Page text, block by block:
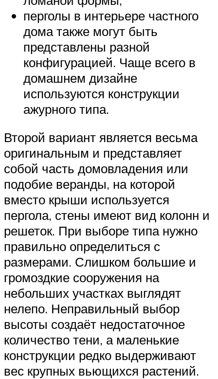
перголы в интерьере частного
дома также могут быть
представлены разной
конфигурацией. Чаще всего в
домашнем дизайне
используются конструкции
ажурного типа.
Второй вариант является весьма
оригинальным и представляет
собой часть домовладения или
подобие веранды, на которой
вместо крыши используется
пергола, стены имеют вид колонн и
решеток. При выборе типа нужно
правильно определиться с
размерами. Слишком большие и
громоздкие сооружения на
небольших участках выглядят
нелепо. Неправильный выбор
высоты создаёт недостаточное
количество тени, а маленькие
конструкции редко выдерживают
вес крупных вьющихся растений.